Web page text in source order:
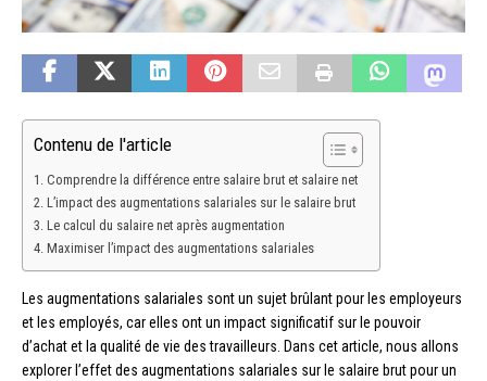
Contenu de l'article
Comprendre la différence entre salaire brut et salaire net
L’impact des augmentations salariales sur le salaire brut
Le calcul du salaire net après augmentation
Maximiser l’impact des augmentations salariales
Les augmentations salariales sont un sujet brûlant pour les employeurs
et les employés, car elles ont un impact significatif sur le pouvoir
d’achat et la qualité de vie des travailleurs. Dans cet article, nous allons
explorer l’effet des augmentations salariales sur le salaire brut pour un